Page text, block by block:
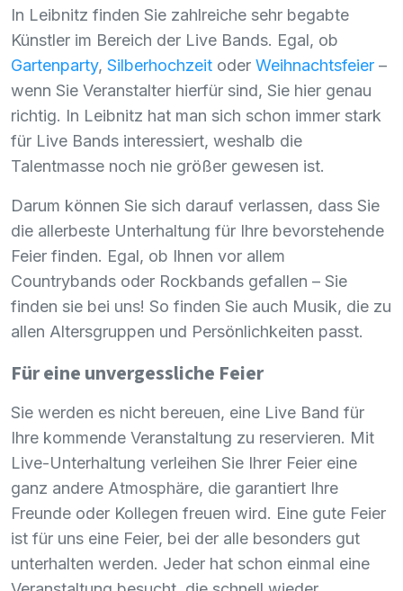
In Leibnitz finden Sie zahlreiche sehr begabte
Künstler im Bereich der Live Bands. Egal, ob
Gartenparty, Silberhochzeit oder Weihnachtsfeier –
wenn Sie Veranstalter hierfür sind, Sie hier genau
richtig. In Leibnitz hat man sich schon immer stark
für Live Bands interessiert, weshalb die
Talentmasse noch nie größer gewesen ist.
Darum können Sie sich darauf verlassen, dass Sie
die allerbeste Unterhaltung für Ihre bevorstehende
Feier finden. Egal, ob Ihnen vor allem
Countrybands oder Rockbands gefallen – Sie
finden sie bei uns! So finden Sie auch Musik, die zu
allen Altersgruppen und Persönlichkeiten passt.
Für eine unvergessliche Feier
Sie werden es nicht bereuen, eine Live Band für
Ihre kommende Veranstaltung zu reservieren. Mit
Live-Unterhaltung verleihen Sie Ihrer Feier eine
ganz andere Atmosphäre, die garantiert Ihre
Freunde oder Kollegen freuen wird. Eine gute Feier
ist für uns eine Feier, bei der alle besonders gut
unterhalten werden. Jeder hat schon einmal eine